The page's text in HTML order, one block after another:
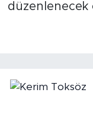
düzenlenecek